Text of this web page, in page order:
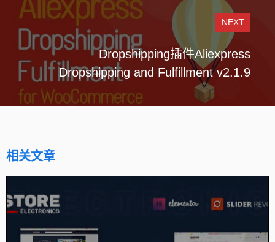
NEXT
Dropshipping插件Aliexpress
Dropshipping and Fulfillment v2.1.9
相关文章